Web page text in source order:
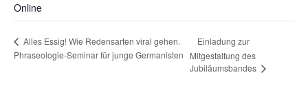
Online
Alles Essig! Wie Redensarten viral gehen.
Phraseologie-Seminar für junge Germanisten
Einladung zur
Mitgestaltung des
Jubiläumsbandes